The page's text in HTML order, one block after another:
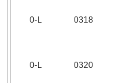
0‑L 0318
0‑L 0320